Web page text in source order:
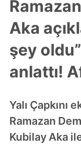
Aka
şey
anlattı!
Yalı Çapkını
Ramazan
Kubilay Aka